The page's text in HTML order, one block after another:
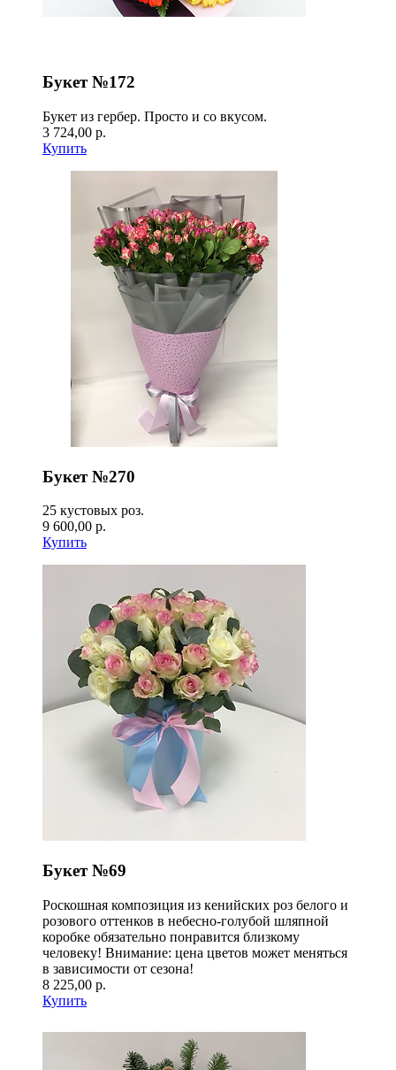
Букет №172
Букет из гербер. Просто и со вкусом.
3 724,00 р.
Купить
Букет №270
25 кустовых роз.
9 600,00 р.
Купить
Букет №69
Роскошная композиция из кенийских роз белого и
розового оттенков в небесно-голубой шляпной
коробке обязательно понравится близкому
человеку! Внимание: цена цветов может меняться
в зависимости от сезона!
8 225,00 р.
Купить